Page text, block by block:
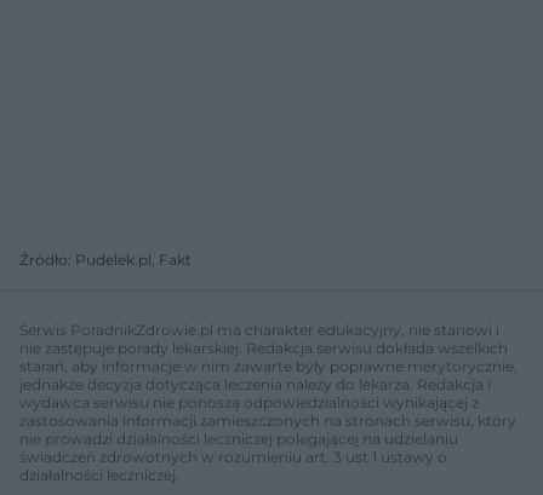
Źródło: Pudelek.pl, Fakt
Serwis PoradnikZdrowie.pl ma charakter edukacyjny, nie stanowi i
nie zastępuje porady lekarskiej. Redakcja serwisu dokłada wszelkich
starań, aby informacje w nim zawarte były poprawne merytorycznie,
jednakże decyzja dotycząca leczenia należy do lekarza. Redakcja i
wydawca serwisu nie ponoszą odpowiedzialności wynikającej z
zastosowania informacji zamieszczonych na stronach serwisu, który
nie prowadzi działalności leczniczej polegającej na udzielaniu
świadczeń zdrowotnych w rozumieniu art. 3 ust 1 ustawy o
działalności leczniczej.